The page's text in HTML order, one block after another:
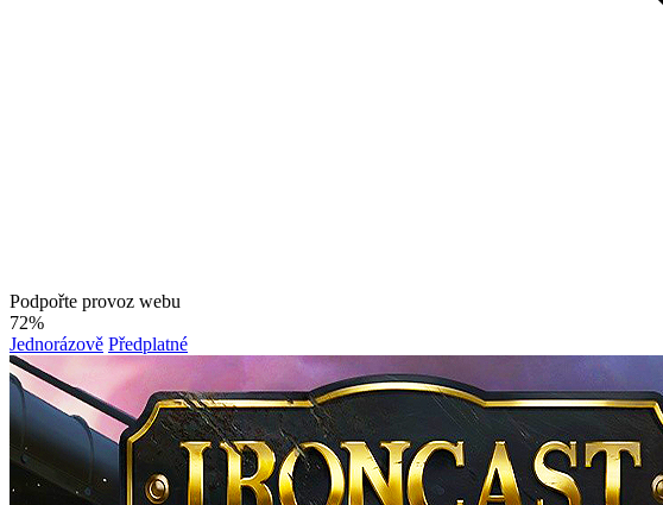
Podpořte provoz webu
72%
Jednorázově Předplatné